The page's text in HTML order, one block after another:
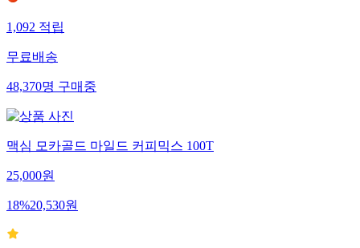
1,092적립
무료배송
48,370명구매중
맥심 모카골드 마일드 커피믹스 100T
25,000원
18%20,530원